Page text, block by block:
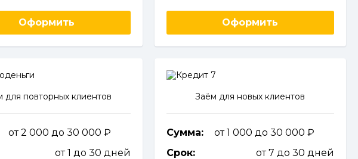
Оформить Оформить
для повторных клиентов
от 2 000 до 30 000
от 1 до 30 дней
Заём для новых клиентов
Сумма:
от 1 000 до 30 000
Срок:
от 7 до 30 дней